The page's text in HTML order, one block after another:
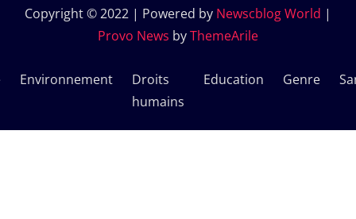
Copyright © 2022 | Powered by Newscblog World |
Provo News byThemeArile
Environnement
Droits
humains
Education Genre